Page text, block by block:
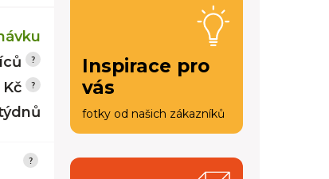
Inspirace pro
vás
fotky od našich zákazníků